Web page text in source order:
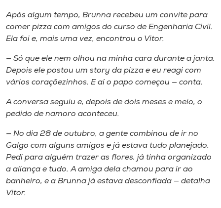
Após algum tempo, Brunna recebeu um convite para
comer pizza com amigos do curso de Engenharia Civil.
Ela foi e, mais uma vez, encontrou o Vitor.
— Só que ele nem olhou na minha cara durante a janta.
Depois ele postou um story da pizza e eu reagi com
vários coraçõezinhos. E aí o papo começou — conta.
A conversa seguiu e, depois de dois meses e meio, o
pedido de namoro aconteceu.
— No dia 28 de outubro, a gente combinou de ir no
Galgo com alguns amigos e já estava tudo planejado.
Pedi para alguém trazer as flores, já tinha organizado
a aliança e tudo. A amiga dela chamou para ir ao
banheiro, e a Brunna já estava desconfiada — detalha
Vitor.